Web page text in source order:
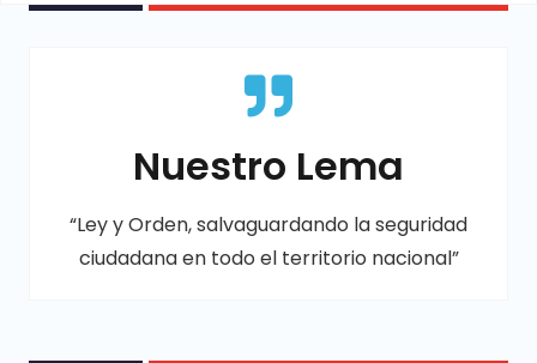
Nuestro Lema
“Ley y Orden, salvaguardando la seguridad
ciudadana en todo el territorio nacional”